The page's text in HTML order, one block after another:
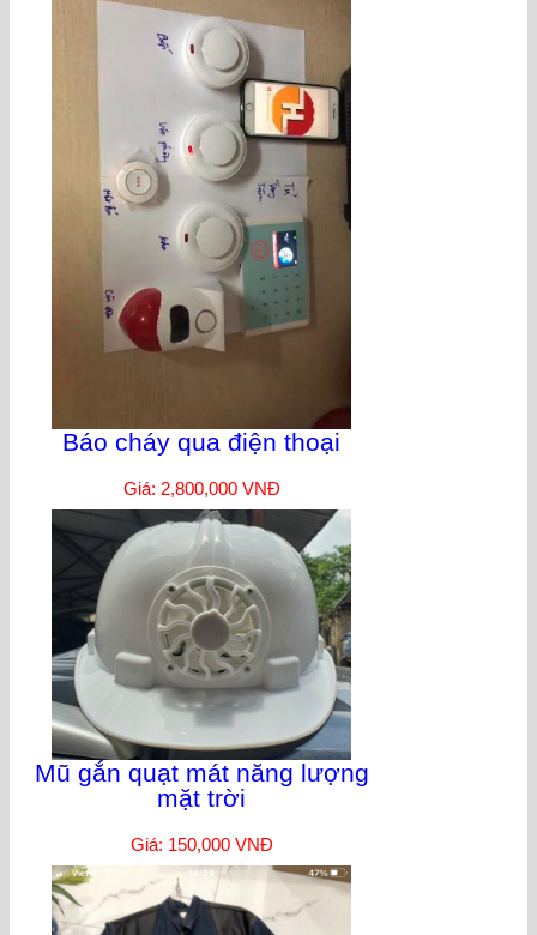
Báo cháy qua điện thoại
Giá: 2,800,000 VNĐ
Mũ gắn quạt mát năng lượng
mặt trời
Giá: 150,000 VNĐ